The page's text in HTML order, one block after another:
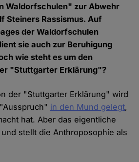
Waldorfschulen" zur Abwehr
Steiners Rassismus. Auf
der Waldorfschulen
sie auch zur Beruhigung
wie steht es um den
"Stuttgarter Erklärung"?
der "Stuttgarter Erklärung" wird
in den Mund gelegt,
hat. Aber das eigentliche
stellt die Anthroposophie als